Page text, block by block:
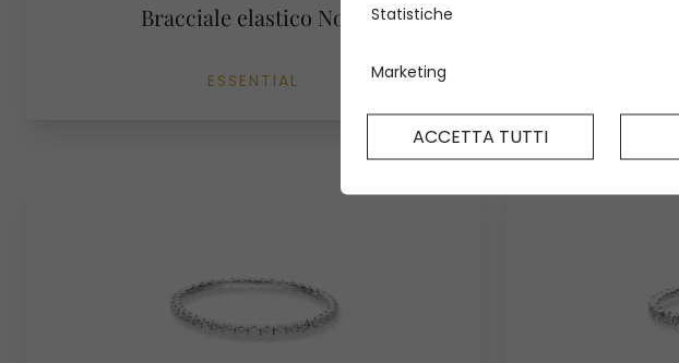
Bracciale elastico Nova
ESSENTIAL
Statistiche
Marketing
ACCETTA TUTTI